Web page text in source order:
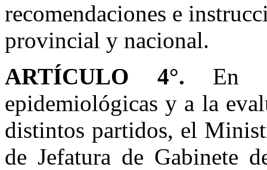
recomendaciones e
provincial y nacional.
ARTÍCULO 4°. En
epidemiológicas y a la
distintos partidos, el
de Jefatura de Gabinete